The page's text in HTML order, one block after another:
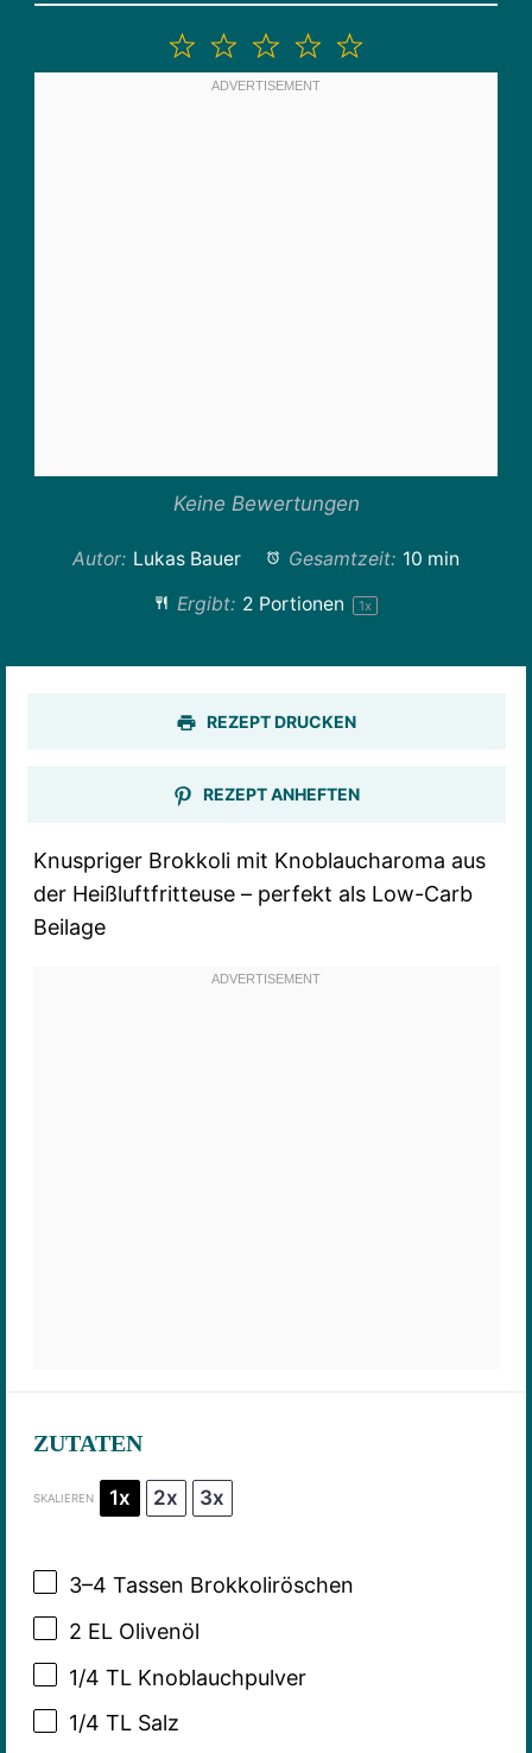
5
4
Sterne
3
Sterne
2
Sterne
1
Stern
Keine Bewertungen
Autor: Lukas Bauer Gesamtzeit: 10 min
Ergibt: 2 Portionen 1x
REZEPT DRUCKEN
REZEPT ANHEFTEN
Knuspriger Brokkoli mit Knoblaucharoma aus
der Heißluftfritteuse – perfekt als Low-Carb
Beilage
ZUTATEN
SKALIEREN 1x 2x 3x
3–4 Tassen Brokkoliröschen
2 EL Olivenöl
1/4 TL Knoblauchpulver
1/4 TL Salz